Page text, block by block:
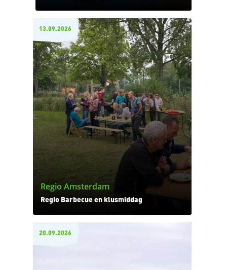
13.09.2026
Regio Amsterdam
Regio Barbecue en klusmiddag
20.09.2026